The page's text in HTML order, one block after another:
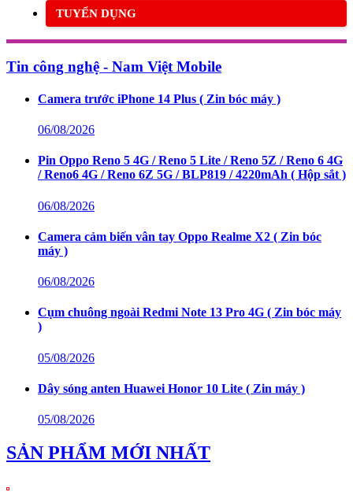
TUYỂN DỤNG
Tin công nghệ - Nam Việt Mobile
Camera trước iPhone 14 Plus ( Zin bóc máy )
06/08/2026
Pin Oppo Reno 5 4G / Reno 5 Lite / Reno 5Z / Reno 6 4G
/ Reno6 4G / Reno 6Z 5G / BLP819 / 4220mAh ( Hộp sắt )
06/08/2026
Camera cảm biến vân tay Oppo Realme X2 ( Zin bóc
máy )
06/08/2026
Cụm chuông ngoài Redmi Note 13 Pro 4G ( Zin bóc máy
)
05/08/2026
Dây sóng anten Huawei Honor 10 Lite ( Zin máy )
05/08/2026
SẢN PHẨM MỚI NHẤT